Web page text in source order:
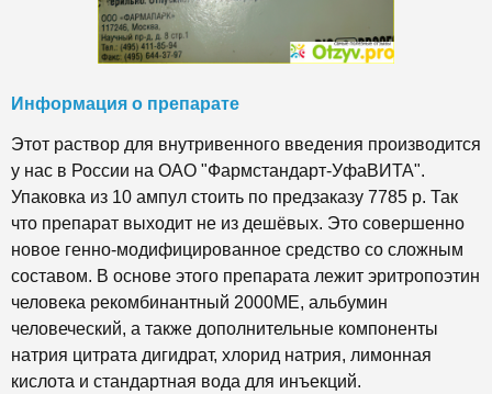
Информация о препарате
Этот раствор для внутривенного введения производится
у нас в России на ОАО "Фармстандарт-УфаВИТА".
Упаковка из 10 ампул стоить по предзаказу 7785 р. Так
что препарат выходит не из дешёвых. Это совершенно
новое генно-модифицированное средство со сложным
составом. В основе этого препарата лежит эритропоэтин
человека рекомбинантный 2000МЕ, альбумин
человеческий, а также дополнительные компоненты
натрия цитрата дигидрат, хлорид натрия, лимонная
кислота и стандартная вода для инъекций.